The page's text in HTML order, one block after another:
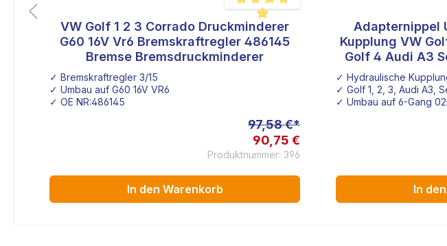
Bewertung von 5 von 5 Sternen Durchschnittliche Bewertung von 4.9 von 5
VW Golf 1 2 3 Corrado Druckminderer
G60 16V Vr6 Bremskraftregler 486145
Bremse Bremsdruckminderer
✓ Bremskraftregler 3/15
✓ Umbau auf G60 16V VR6
✓ OE NR:486145
97,58 €*
90,75 €
Produktnummer: 396
In den Warenkorb
Adapternippel
Kupplung VW
Golf 4 Audi A3
✓ Hydraulische
✓ Golf 1, 2, 3, Audi A3,
✓ Umbau auf 6-Gang
In